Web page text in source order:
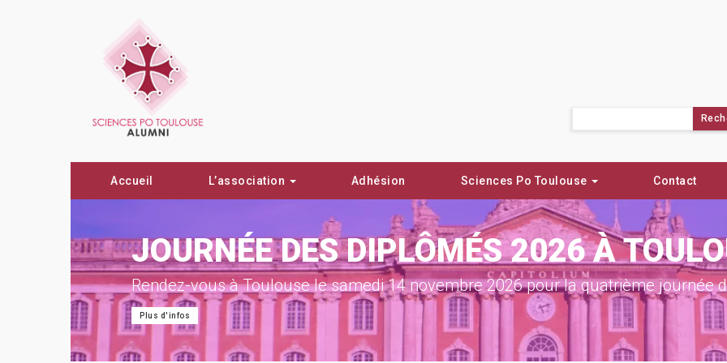
Accueil L’association Adhésion Sciences Po Toulouse Contact
JOURNÉE DES DIPLÔMÉS 2026 À
Rendez-vous à Toulouse le samedi 14 novembre 2026 pour la quatrième journée
Plus d'infos